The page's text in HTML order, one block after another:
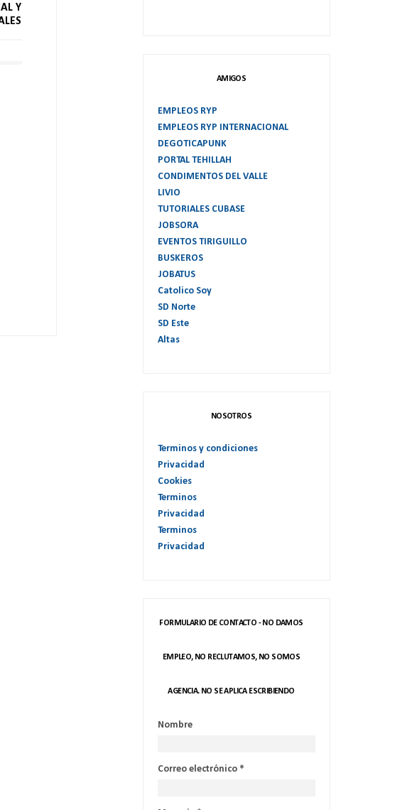
Y
AMIGOS
EMPLEOS RYP
EMPLEOS RYP INTERNACIONAL
DEGOTICAPUNK
PORTAL TEHILLAH
CONDIMENTOS DEL VALLE
LIVIO
TUTORIALES CUBASE
JOBSORA
EVENTOS TIRIGUILLO
BUSKEROS
JOBATUS
Catolico Soy
SD Norte
SD Este
Altas
NOSOTROS
Terminos y condiciones
Privacidad
Cookies
Terminos
Privacidad
Terminos
Privacidad
FORMULARIO DE CONTACTO - NO DAMOS
EMPLEO, NO RECLUTAMOS, NO SOMOS
AGENCIA. NO SE APLICA ESCRIBIENDO
Nombre
Correo electrónico *